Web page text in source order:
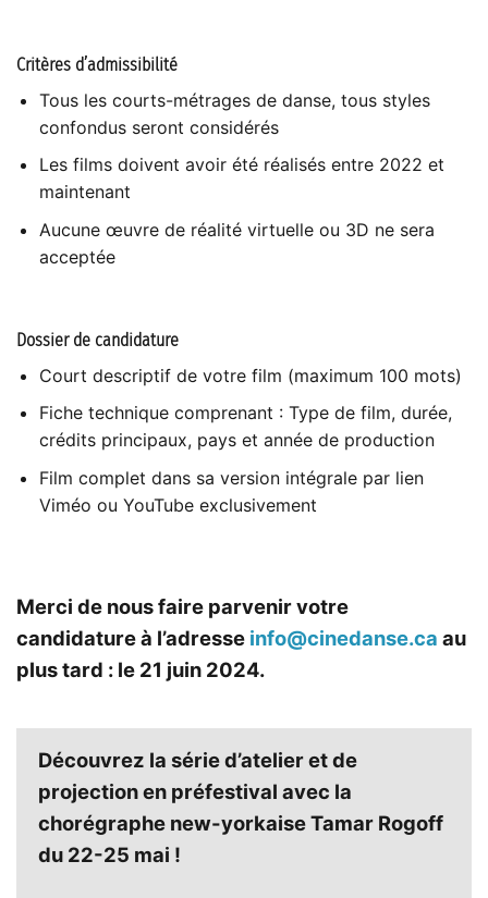
Critères d’admissibilité
Tous les courts-métrages de danse, tous styles
confondus seront considérés
Les films doivent avoir été réalisés entre 2022 et
maintenant
Aucune œuvre de réalité virtuelle ou 3D ne sera
acceptée
Dossier de candidature
Court descriptif de votre film (maximum 100 mots)
Fiche technique comprenant : Type de film, durée,
crédits principaux, pays et année de production
Film complet dans sa version intégrale par lien
Viméo ou YouTube exclusivement
Merci de nous faire parvenir votre
candidature à l’adresse info@cinedanse.ca au
plus tard : le 21 juin 2024.
Découvrez la série d’atelier et de
projection en préfestival avec la
chorégraphe new-yorkaise Tamar Rogoff
du 22-25 mai !